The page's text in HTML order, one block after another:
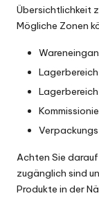
Übersichtlichkeit
Mögliche Zonen
Achten Sie
zugänglich sind
Produkte in der